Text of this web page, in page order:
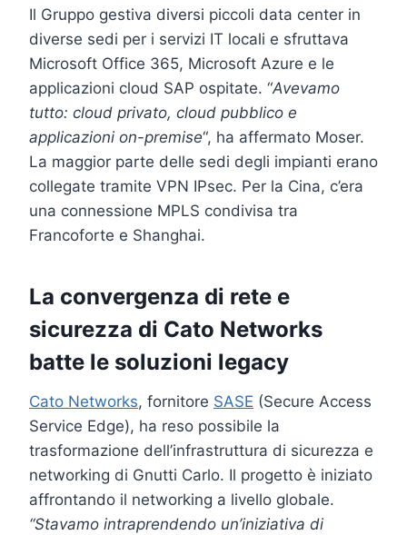
Il Gruppo gestiva diversi piccoli data center in
diverse sedi per i servizi IT locali e sfruttava
Microsoft Office 365, Microsoft Azure e le
applicazioni cloud SAP ospitate. “Avevamo
tutto: cloud privato, cloud pubblico e
applicazioni on-premise“, ha affermato Moser.
La maggior parte delle sedi degli impianti erano
collegate tramite VPN IPsec. Per la Cina, c’era
una connessione MPLS condivisa tra
Francoforte e Shanghai.
La convergenza di rete e
sicurezza di Cato Networks
batte le soluzioni legacy
Cato Networks, fornitore SASE (Secure Access
Service Edge), ha reso possibile la
trasformazione dell’infrastruttura di sicurezza e
networking di Gnutti Carlo. Il progetto è iniziato
affrontando il networking a livello globale.
“Stavamo intraprendendo un’iniziativa di